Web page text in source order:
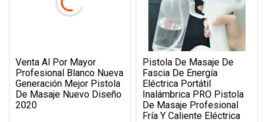
Venta Al Por Mayor
Profesional Blanco Nueva
Generación Mejor Pistola
De Masaje Nuevo Diseño
2020
Pistola De Masaje De
Fascia De Energía
Eléctrica Portátil
Inalámbrica PRO Pistola
De Masaje Profesional
Fría Y Caliente Eléctrica